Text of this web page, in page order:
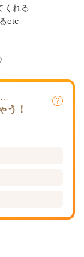
くれる
etc
う！